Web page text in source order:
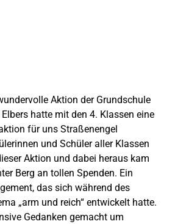
Aktion der Grundschule
hatte mit den 4. Klassen eine
für uns Straßenengel
und Schüler aller Klassen
Aktion und dabei heraus kam
Berg an tollen Spenden. Ein
das sich während des
„arm und reich“ entwickelt hatte.
Gedanken gemacht um